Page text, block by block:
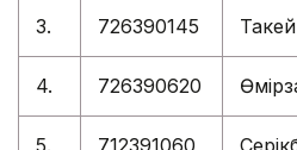
3. 726390145 Такей
4. 726390620
5. 712391060